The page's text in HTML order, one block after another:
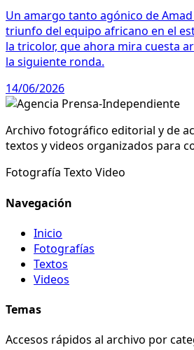
Un amargo tanto agónico de
triunfo del equipo africano en el
la tricolor, que ahora mira cuesta
la siguiente ronda.
14/06/2026
Archivo fotográfico editorial y de
textos y videos organizados para
Fotografía Texto Video
Navegación
Inicio
Fotografías
Textos
Videos
Temas
Accesos rápidos al archivo por